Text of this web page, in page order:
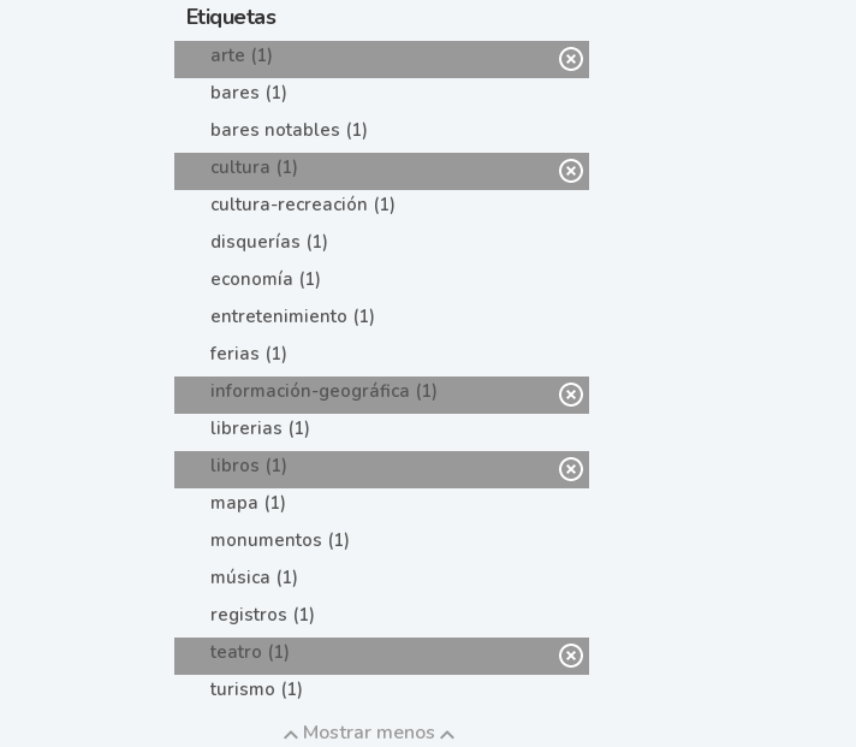
Etiquetas
arte (1)
bares (1)
bares notables (1)
cultura (1)
cultura-recreación (1)
disquerías (1)
economía (1)
entretenimiento (1)
ferias (1)
información-geográfica (1)
librerias (1)
libros (1)
mapa (1)
monumentos (1)
música (1)
registros (1)
teatro (1)
turismo (1)
Mostrar menos